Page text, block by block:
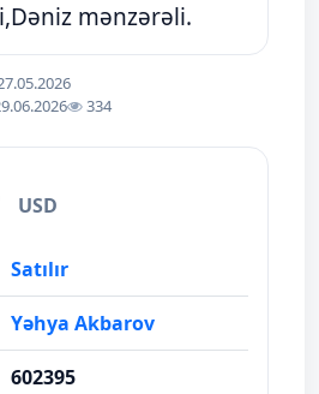
mənzərəli.
334
USD
Satılır
Yəhya Akbarov
602395